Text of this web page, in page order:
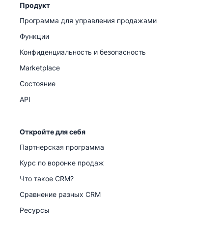
Продукт
Программа для управления продажами
Функции
Конфиденциальность и безопасность
Marketplace
Состояние
API
Откройте для себя
Партнерская программа
Курс по воронке продаж
Что такое CRM?
Сравнение разных CRM
Ресурсы